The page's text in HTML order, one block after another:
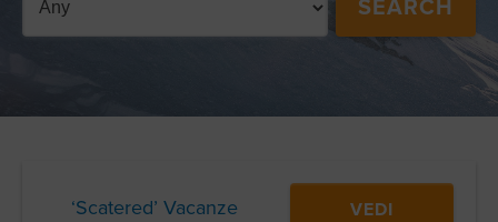
‘Scatered’ Vacanze VEDI